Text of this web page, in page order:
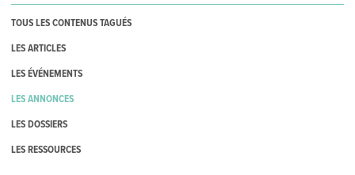
TOUS LES CONTENUS TAGUÉS
LES ARTICLES
LES ÉVÉNEMENTS
LES ANNONCES
LES DOSSIERS
LES RESSOURCES